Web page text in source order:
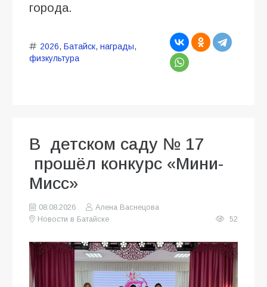
города.
2026, Батайск, награды,
физкультура
В детском саду № 17
прошёл конкурс «Мини-
Мисс»
08.08.2026
Алена Васнецова
Новости в Батайске
52